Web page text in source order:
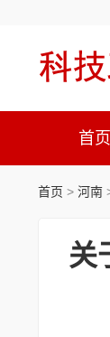
首页
首页 > 河南
关